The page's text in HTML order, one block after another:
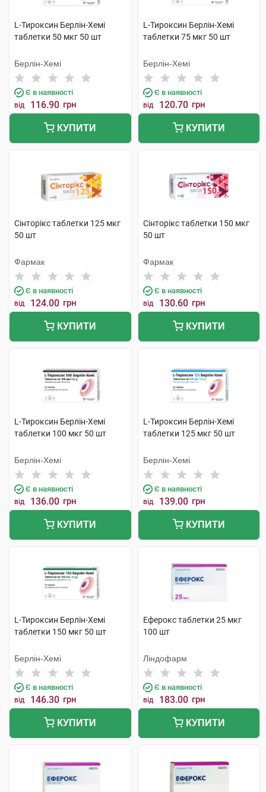
L-Тироксин Берлін-Хемі
таблетки 50 мкг 50 шт
Берлін-Хемі
Є в наявності
від 116.90 грн
КУПИТИ
L-Тироксин Берлін-Хемі
таблетки 75 мкг 50 шт
Берлін-Хемі
Є в наявності
від 120.70 грн
КУПИТИ
Сінторікс таблетки 125 мкг
50 шт
Фармак
Є в наявності
від 124.00 грн
КУПИТИ
Сінторікс таблетки 150 мкг
50 шт
Фармак
Є в наявності
від 130.60 грн
КУПИТИ
L-Тироксин Берлін-Хемі
таблетки 100 мкг 50 шт
Берлін-Хемі
Є в наявності
від 136.00 грн
КУПИТИ
L-Тироксин Берлін-Хемі
таблетки 125 мкг 50 шт
Берлін-Хемі
Є в наявності
від 139.00 грн
КУПИТИ
L-Тироксин Берлін-Хемі
таблетки 150 мкг 50 шт
Берлін-Хемі
Є в наявності
від 146.30 грн
КУПИТИ
Еферокс таблетки 25 мкг
100 шт
Ліндофарм
Є в наявності
від 183.00 грн
КУПИТИ